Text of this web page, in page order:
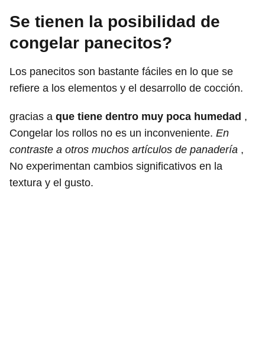
Se tienen la posibilidad de
congelar panecitos?
Los panecitos son bastante fáciles en lo que se
refiere a los elementos y el desarrollo de cocción.
gracias a que tiene dentro muy poca humedad ,
Congelar los rollos no es un inconveniente. En
contraste a otros muchos artículos de panadería ,
No experimentan cambios significativos en la
textura y el gusto.